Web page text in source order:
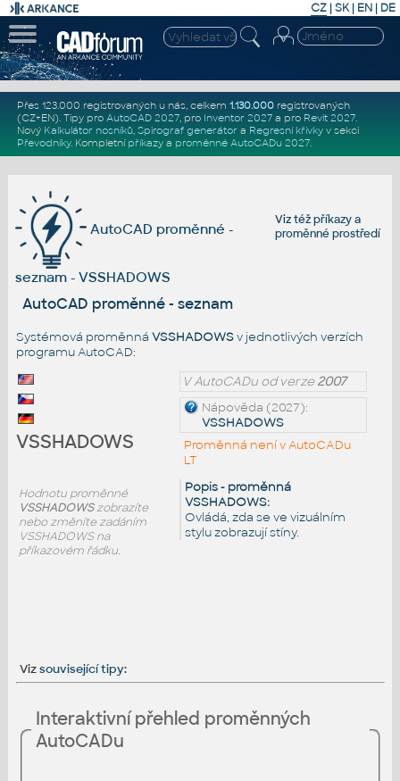
CZ | SK| EN | DE
Přes 123.000 registrovaných u nás, celkem 1.130.000registrovaných
(CZ+EN). Tipy pro AutoCAD 2027, pro Inventor 2027a pro Revit 2027.
Nový Kalkulátor nosníků, Spirograf generátor a Regresní křivkyv sekci
Převodníky. Kompletní příkazya proměnné AutoCADu 2027.
Viz téžpříkazya
proměnné prostředí
AutoCAD proměnné -
seznam - VSSHADOWS
AutoCAD proměnné - seznam
Systémová proměnná VSSHADOWSv jednotlivých verzích
programu AutoCAD:
V AutoCADu od verze2007
Nápověda (2027):
VSSHADOWS
Proměnná není v AutoCADu
LT
Popis - proměnná
VSSHADOWS:
Ovládá, zda se ve vizuálním
stylu zobrazují stíny.
VSSHADOWS
Hodnotu proměnné
VSSHADOWSzobrazíte
nebo změníte zadáním
VSSHADOWS na
příkazovém řádku.
Vizsouvisející tipy:
Interaktivní přehled proměnných
AutoCADu